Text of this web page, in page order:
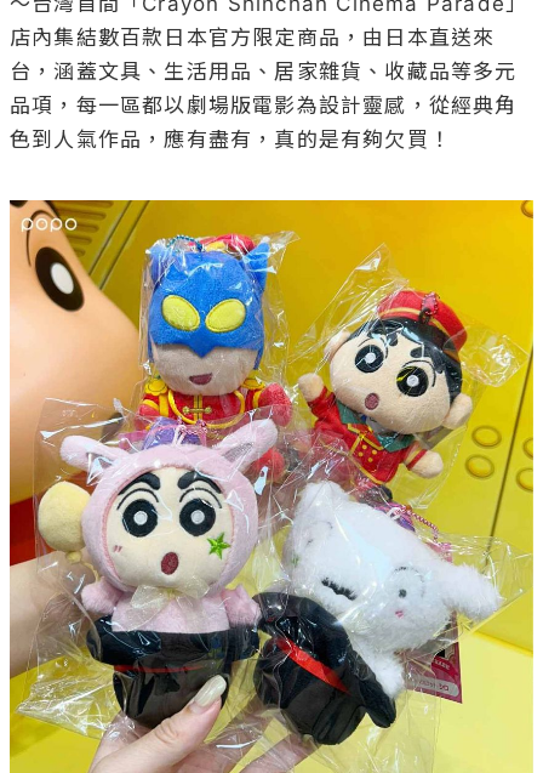
店內集結數百款日本官方限定商品，由日本直送來
台，涵蓋文具、生活用品、居家雜貨、收藏品等多元
品項，每一區都以劇場版電影為設計靈感，從經典角
色到人氣作品，應有盡有，真的是有夠欠買！